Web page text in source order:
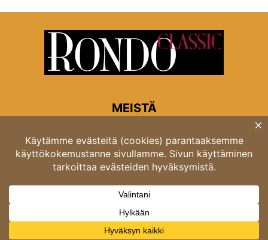
MEISTÄ
Rondon toimitus
Opastinsilta 6A 00520 Helsinki
Asiakaspalvelu: puh. 03 4246 5318
asiakaspalvelu@rondo.fi
Ota meihin yhteyttä:toimitus@rondo.fi
© Classicus Oy 2026 ver 2.4